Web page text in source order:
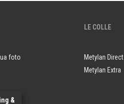
foto
LE COLLE
Metylan Direct
Metylan Extra
&